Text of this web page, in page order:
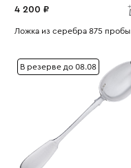
4 200 ₽
Ложка из серебра 875 пробы
В резерве до 08.08